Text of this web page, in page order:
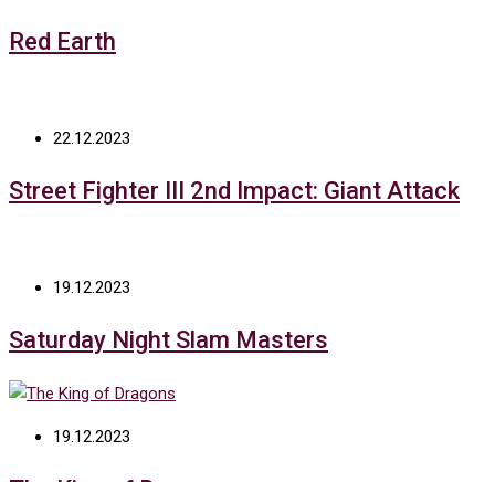
Red Earth
22.12.2023
Street Fighter III 2nd Impact: Giant Attack
19.12.2023
Saturday Night Slam Masters
19.12.2023